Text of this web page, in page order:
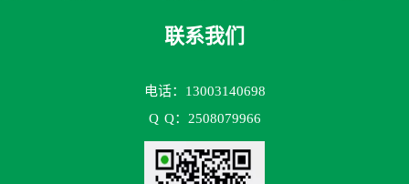
联系我们
电话：13003140698
Q Q：2508079966